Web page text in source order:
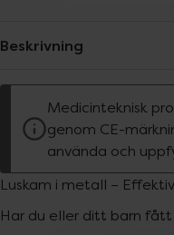
Beskrivning
Medicinteknisk
genom CE-
använda och
Luskam i metall –
Har du eller ditt barn fått